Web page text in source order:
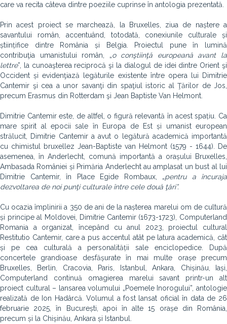
care va recita câteva dintre poeziile cuprinse în antologia prezentată.
Prin acest proiect se marchează, la Bruxelles, ziua de naștere a
savantului român, accentuând, totodată, conexiunile culturale și
științifice dintre România și Belgia. Proiectul pune în lumină
contribuţia umanistului român, „o conştiinţă europeană avant la
lettre”, la cunoaşterea reciprocă şi la dialogul de idei dintre Orient şi
Occident și evidenţiază legăturile existente între opera lui Dimitrie
Cantemir şi cea a unor savanţi din spaţiul istoric al Ţărilor de Jos,
precum Erasmus din Rotterdam şi Jean Baptiste Van Helmont.
Dimitrie Cantemir este, de altfel, o figură relevantă în acest spațiu. Ca
mare spirit al epocii sale în Europa de Est și umanist european
strălucit, Dimitrie Cantemir a avut o legătură academică importantă
cu chimistul bruxellez Jean-Baptiste van Helmont (1579 - 1644). De
asemenea, în Anderlecht, comună importantă a orașului Bruxelles,
Ambasada României și Primăria Anderlecht au amplasat un bust al lui
Dimitrie Cantemir, în Place Egide Rombaux, „pentru a încuraja
dezvoltarea de noi punţi culturale între cele două ţări”.
Cu ocazia împlinirii a 350 de ani de la nașterea marelui om de cultură
și principe al Moldovei, Dimitrie Cantemir (1673-1723), Computerland
Romania a organizat, începând cu anul 2023, proiectul cultural
Restitutio Cantemir, care a pus accentul atât pe latura academică, cât
și pe cea culturală a personalității sale enciclopedice. După
concertele grandioase desfășurate în mai multe orașe precum
Bruxelles, Berlin, Cracovia, Paris, Istanbul, Ankara, Chișinău, Iași,
Computerland continuă omagierea marelui savant printr-un alt
proiect cultural – lansarea volumului „Poemele Inorogului”, antologie
realizată de Ion Hadârcă. Volumul a fost lansat oficial în data de 26
februarie 2025, în București, apoi în alte 15 orașe din România,
precum și la Chișinău, Ankara și Istanbul.